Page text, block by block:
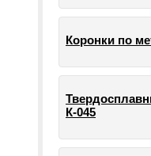
Коронки по
К-045